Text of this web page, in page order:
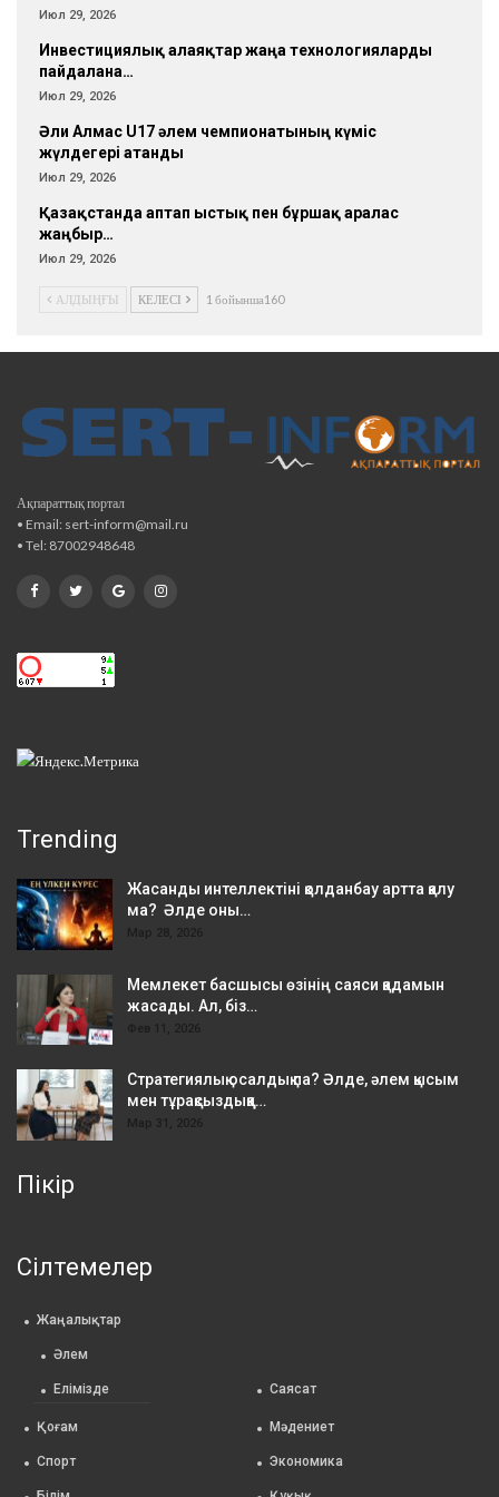
Июл 29, 2026
Инвестициялық алаяқтар жаңа технологияларды
пайдалана…
Июл 29, 2026
Әли Алмас U17 әлем чемпионатының күміс
жүлдегері атанды
Июл 29, 2026
Қазақстанда аптап ыстық пен бұршақ аралас
жаңбыр…
Июл 29, 2026
АЛДЫҢҒЫ КЕЛЕСІ 1 бойынша160
Ақпараттық портал
• Email: sert-inform@mail.ru
• Tel: 87002948648
Trending
Жасанды интеллектіні қолданбау артта қалу
ма? Әлде оны…
Мар 28, 2026
Мемлекет басшысы өзінің саяси қадамын
жасады. Ал, біз…
Фев 11, 2026
Стратегиялық осалдық па? Әлде, әлем қысым
мен тұрақсыздыққа…
Мар 31, 2026
Пікір
Сілтемелер
Жаңалықтар
Әлем
Елімізде Саясат
Қоғам Мәдениет
Спорт Экономика